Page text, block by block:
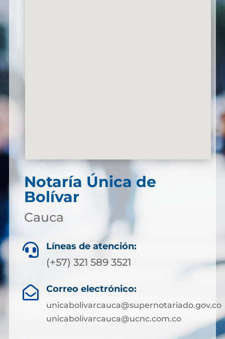
Notaría Única de
Bolívar
Cauca
 Líneas de atención:
(+57) 321 589 3521
 Correo electrónico:
unicabolivarcauca@supernotariado.gov.co
unicabolivarcauca@ucnc.com.co